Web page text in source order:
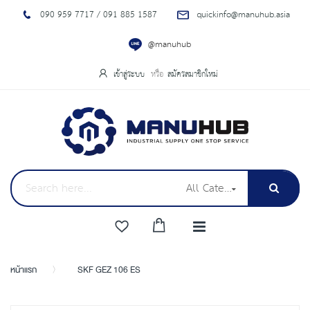
090 959 7717 / 091 885 1587
quickinfo@manuhub.asia
@manuhub
เข้าสู่ระบบ สมัครสมาชิกใหม่
All Categories
หน้าแรก SKF GEZ 106 ES